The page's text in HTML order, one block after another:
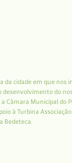
da cidade em que nos
do
Câmara Municipal do
à Turbina
Bedeteca.